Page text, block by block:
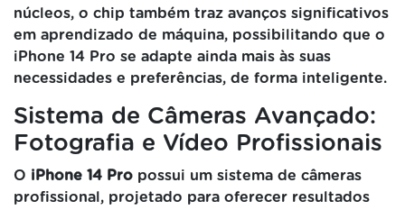
núcleos, o chip também traz avanços significativos
em aprendizado de máquina, possibilitando que o
iPhone 14 Pro se adapte ainda mais às suas
necessidades e preferências, de forma inteligente.
Sistema de Câmeras Avançado:
Fotografia e Vídeo Profissionais
O iPhone 14 Pro possui um sistema de câmeras
profissional, projetado para oferecer resultados